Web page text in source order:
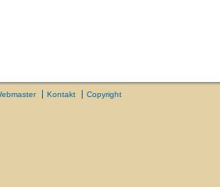
Kontakt Copyright